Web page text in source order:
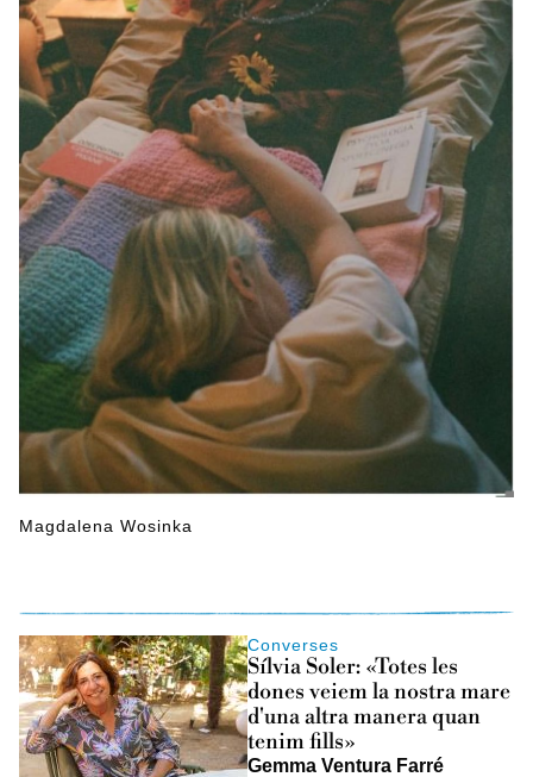
Magdalena Wosinka
Converses
Sílvia Soler: «Totes les
dones veiem la nostra mare
d'una altra manera quan
tenim fills»
Gemma Ventura Farré